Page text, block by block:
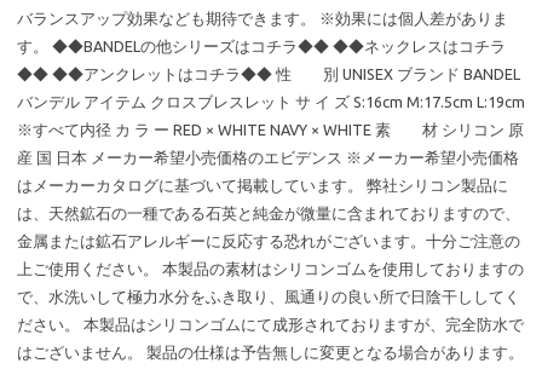
バランスアップ効果なども期待できます。 ※効果には個人差がありま
す。 ◆◆BANDELの他シリーズはコチラ◆◆ ◆◆ネックレスはコチラ
◆◆ ◆◆アンクレットはコチラ◆◆ 性 別 UNISEX ブランド BANDEL
バンデル アイテム クロスブレスレット サ イ ズ S:16cm M:17.5cm L:19cm
※すべて内径 カ ラ ー RED × WHITE NAVY × WHITE 素 材 シリコン 原
産 国 日本 メーカー希望小売価格のエビデンス ※メーカー希望小売価格
はメーカーカタログに基づいて掲載しています。 弊社シリコン製品に
は、天然鉱石の一種である石英と純金が微量に含まれておりますので、
金属または鉱石アレルギーに反応する恐れがございます。十分ご注意の
上ご使用ください。 本製品の素材はシリコンゴムを使用しておりますの
で、水洗いして極力水分をふき取り、風通りの良い所で日陰干ししてく
ださい。 本製品はシリコンゴムにて成形されておりますが、完全防水で
はございません。 製品の仕様は予告無しに変更となる場合があります。